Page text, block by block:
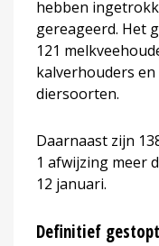
hebben
gereageerd. Het
121
kalverhouders
diersoorten.
Daarnaast zijn
1 afwijzing meer
12 januari.
Definitief gestopt